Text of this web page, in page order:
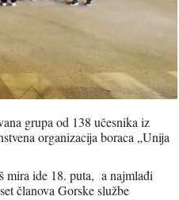
grupa od 138 učesnika iz
organizacija boraca „Unija
mira ide 18. puta, a najmlađi
članova Gorske službe